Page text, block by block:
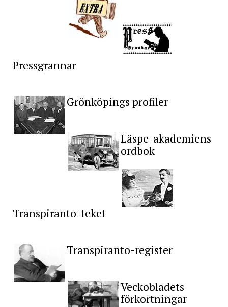
Pressgrannar
Grönköpings profiler
Läspe-akademiens
ordbok
Transpiranto-teket
Transpiranto-register
Veckobladets
förkortningar